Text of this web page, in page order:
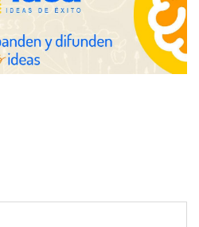
cuando un solo producto multiplica